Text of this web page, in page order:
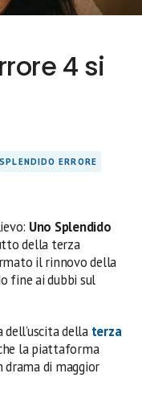
4 si
ERRORE
Uno Splendido
della terza
il rinnovo della
fine ai dubbi sul
della terza
la piattaforma
di maggior